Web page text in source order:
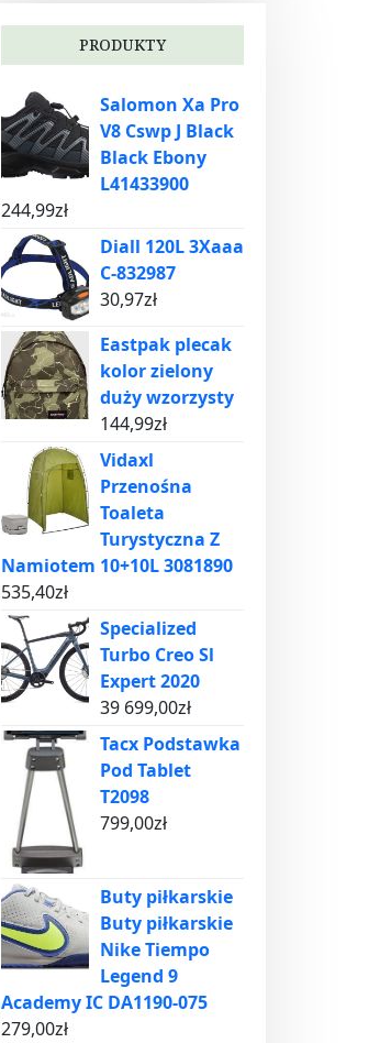
PRODUKTY
Salomon Xa Pro
V8 Cswp J Black
Black Ebony
L41433900
244,99zł
Diall 120L 3Xaaa
C-832987
30,97zł
Eastpak plecak
kolor zielony
duży wzorzysty
144,99zł
Vidaxl
Przenośna
Toaleta
Turystyczna Z
Namiotem 10+10L 3081890
535,40zł
Specialized
Turbo Creo Sl
Expert 2020
39 699,00zł
Tacx Podstawka
Pod Tablet
T2098
799,00zł
Buty piłkarskie
Buty piłkarskie
Nike Tiempo
Legend 9
Academy IC DA1190-075
279,00zł